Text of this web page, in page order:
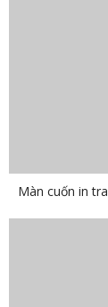
Màn cuốn in